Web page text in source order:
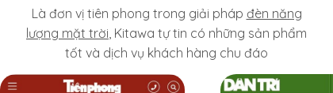
Là đơn vị tiên phong trong giải pháp đèn năng
lượng mặt trời , Kitawa tự tin có những sản phẩm
tốt và dịch vụ khách hàng chu đáo